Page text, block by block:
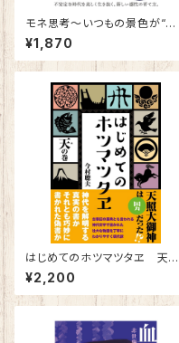
モネ思考～いつもの景色が“傑
作” に変わる幸せの習慣～
¥1,870
はじめてのホツマツタヱ 天の
巻
¥2,200